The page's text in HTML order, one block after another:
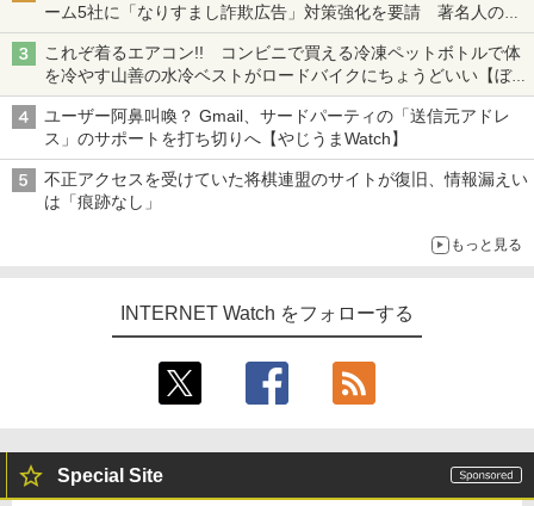
ーム5社に「なりすまし詐欺広告」対策強化を要請 著名人の写
真や映像を使った投資詐欺などへの対策として
これぞ着るエアコン!! コンビニで買える冷凍ペットボトルで体
を冷やす山善の水冷ベストがロードバイクにちょうどいい【ぼっ
ち・ざ・ろーど！その14】【空いた時間でなにしてる？】
ユーザー阿鼻叫喚？ Gmail、サードパーティの「送信元アドレ
ス」のサポートを打ち切りへ【やじうまWatch】
不正アクセスを受けていた将棋連盟のサイトが復旧、情報漏えい
は「痕跡なし」
もっと見る
INTERNET Watch をフォローする
Special Site